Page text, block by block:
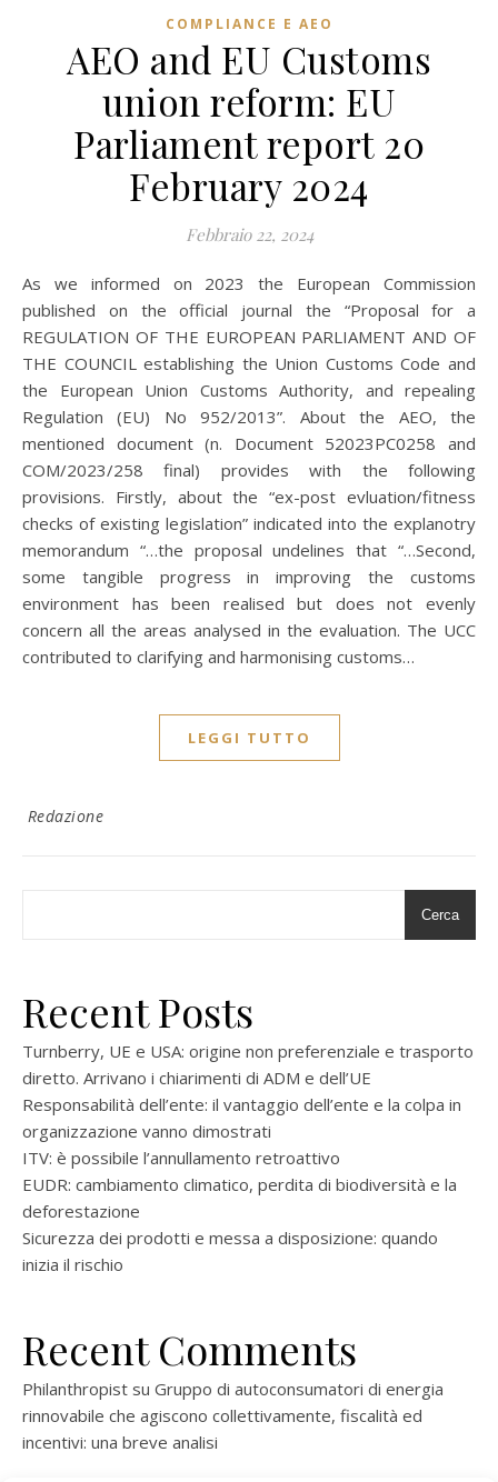
COMPLIANCE E AEO
AEO and EU Customs
union reform: EU
Parliament report 20
February 2024
Febbraio 22, 2024
As we informed on 2023 the European Commission
published on the official journal the “Proposal for a
REGULATION OF THE EUROPEAN PARLIAMENT AND OF
THE COUNCIL establishing the Union Customs Code and
the European Union Customs Authority, and repealing
Regulation (EU) No 952/2013”. About the AEO, the
mentioned document (n. Document 52023PC0258 and
COM/2023/258 final) provides with the following
provisions. Firstly, about the “ex-post evluation/fitness
checks of existing legislation” indicated into the explanotry
memorandum “…the proposal undelines that “…Second,
some tangible progress in improving the customs
environment has been realised but does not evenly
concern all the areas analysed in the evaluation. The UCC
contributed to clarifying and harmonising customs…
LEGGI TUTTO
Redazione
Cerca
Recent Posts
Turnberry, UE e USA: origine non preferenziale e trasporto
diretto. Arrivano i chiarimenti di ADM e dell’UE
Responsabilità dell’ente: il vantaggio dell’ente e la colpa in
organizzazione vanno dimostrati
ITV: è possibile l’annullamento retroattivo
EUDR: cambiamento climatico, perdita di biodiversità e la
deforestazione
Sicurezza dei prodotti e messa a disposizione: quando
inizia il rischio
Recent Comments
Philanthropist su Gruppo di autoconsumatori di energia
rinnovabile che agiscono collettivamente, fiscalità ed
incentivi: una breve analisi